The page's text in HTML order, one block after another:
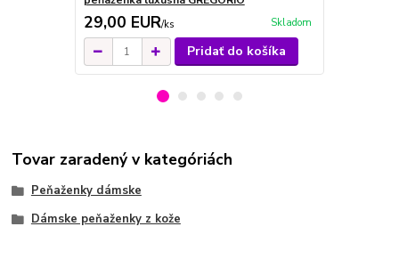
29,00 EUR/ks Skladom
Pridať do košíka
Tovar zaradený v kategóriách
Peňaženky dámske
Dámske peňaženky z kože